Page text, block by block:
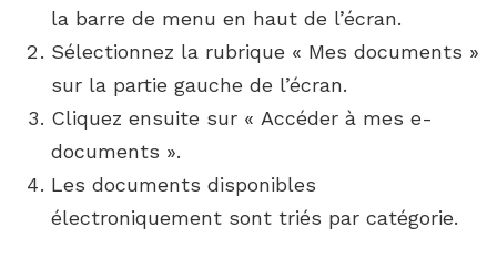
la barre de menu en haut de l’écran.
Sélectionnez la rubrique « Mes documents »
sur la partie gauche de l’écran.
Cliquez ensuite sur « Accéder à mes e-
documents ».
Les documents disponibles
électroniquement sont triés par catégorie.